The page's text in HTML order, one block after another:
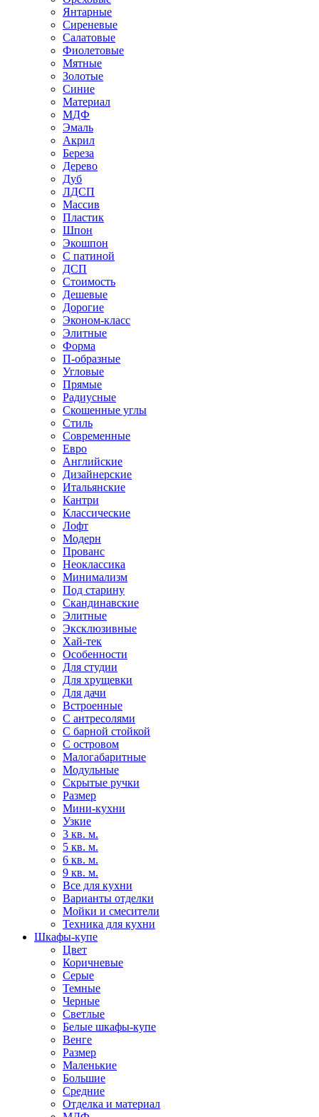
Янтарные
Сиреневые
Салатовые
Фиолетовые
Мятные
Золотые
Синие
Материал
МДФ
Эмаль
Акрил
Береза
Дерево
Дуб
ЛДСП
Массив
Пластик
Шпон
Экошпон
С патиной
ДСП
Стоимость
Дешевые
Дорогие
Эконом-класс
Элитные
Форма
П-образные
Угловые
Прямые
Радиусные
Скошенные углы
Стиль
Современные
Евро
Английские
Дизайнерские
Итальянские
Кантри
Классические
Лофт
Модерн
Прованс
Неоклассика
Минимализм
Под старину
Скандинавские
Элитные
Эксклюзивные
Хай-тек
Особенности
Для студии
Для хрущевки
Для дачи
Встроенные
С антресолями
С барной стойкой
С островом
Малогабаритные
Модульные
Скрытые ручки
Размер
Мини-кухни
Узкие
3 кв. м.
5 кв. м.
6 кв. м.
9 кв. м.
Все для кухни
Варианты отделки
Мойки и смесители
Техника для кухни
Шкафы-купе
Цвет
Коричневые
Серые
Темные
Черные
Светлые
Белые шкафы-купе
Венге
Размер
Маленькие
Большие
Средние
Отделка и материал